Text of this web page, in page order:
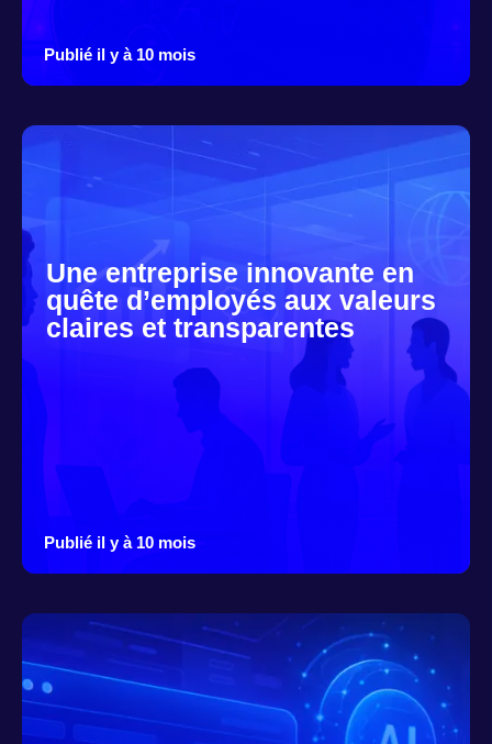
Publié il y à 10 mois
Une entreprise innovante en
quête d’employés aux valeurs
claires et transparentes
Publié il y à 10 mois